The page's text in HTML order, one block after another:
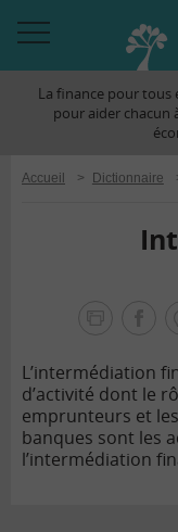
àLa finance pour tous
pour aider chacun
Accueil > Dictionnaire
L’intermédiation
d’activité dont le
emprunteurs et
banques sont les
l’intermédiation